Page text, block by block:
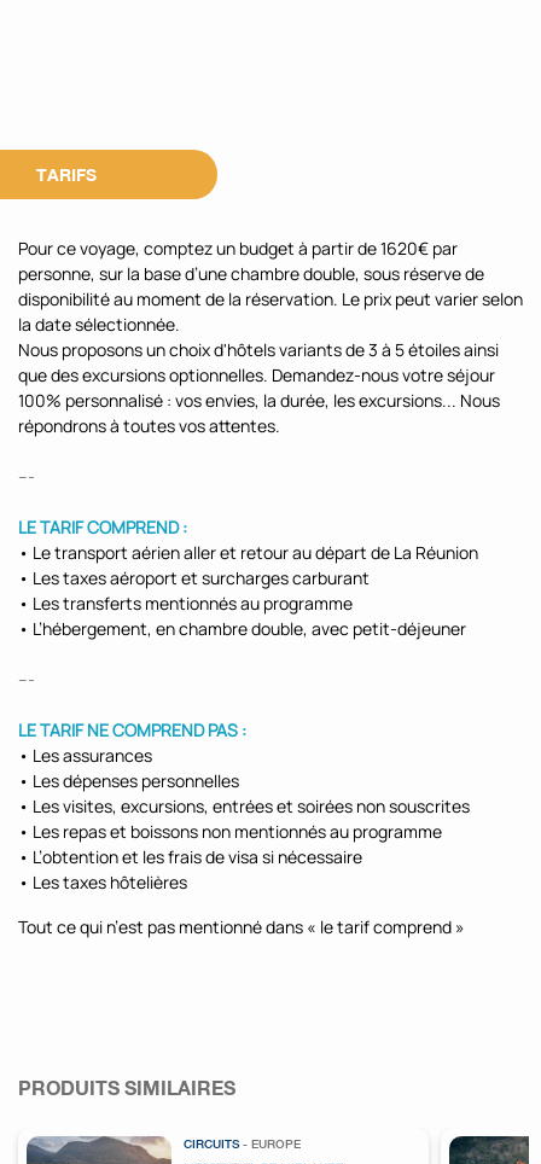
TARIFS
Pour ce voyage, comptez un budget à partir de 1620€ par
personne, sur la base d’une chambre double, sous réserve de
disponibilité au moment de la réservation. Le prix peut varier selon
la date sélectionnée.
Nous proposons un choix d'hôtels variants de 3 à 5 étoiles ainsi
que des excursions optionnelles. Demandez-nous votre séjour
100% personnalisé : vos envies, la durée, les excursions... Nous
répondrons à toutes vos attentes.
---
LE TARIF COMPREND :
• Le transport aérien aller et retour au départ de La Réunion
• Les taxes aéroport et surcharges carburant
• Les transferts mentionnés au programme
• L’hébergement, en chambre double, avec petit-déjeuner
---
LE TARIF NE COMPREND PAS :
• Les assurances
• Les dépenses personnelles
• Les visites, excursions, entrées et soirées non souscrites
• Les repas et boissons non mentionnés au programme
• L’obtention et les frais de visa si nécessaire
• Les taxes hôtelières
Tout ce qui n’est pas mentionné dans « le tarif comprend »
PRODUITS SIMILAIRES
CIRCUITS - EUROPE